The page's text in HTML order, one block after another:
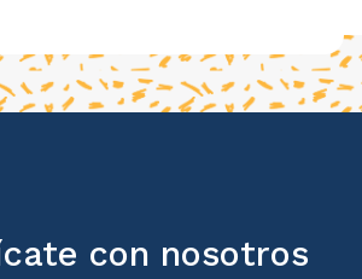
con nosotros